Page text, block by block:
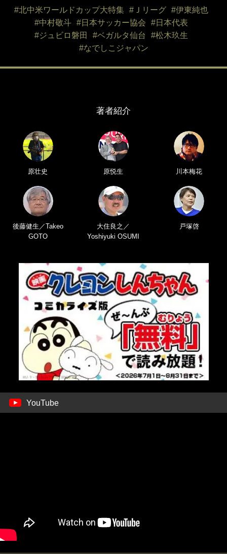
#北中米ワールドカップ大特集 #Ｊリーグ
#伊東純也
#中村敬斗
#日本サッカー協会
#日本代表
#ジュビロ磐田
#ベガルタ仙台
#松木玖生
#なでしこジャパン
著者紹介
原壮史 原悦生 川本梅花
後藤健生／Takeo
GOTO
大住良之／
Yoshiyuki OSUMI
戸塚啓
YouTube